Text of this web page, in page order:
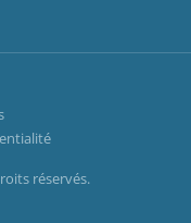
réservés.